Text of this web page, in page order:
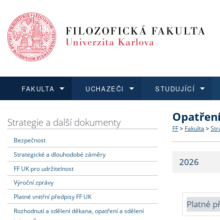
FAKULTA
Dozvědět se více
Struktura
Strategie
Fakultní
UCHAZEČI
Podat přihlášku
Co
Učitelské
STUDUJÍCÍ
Dozvědět se více
Dozvědět se více
O vědě a
Dozvědět se více
Aktuální
Strategie a další dokumenty
Bezpečnost
Strategické a dlouhodobé záměry
FF UK pro udržitelnost
Výroční zprávy
Platné vnitřní předpisy FF UK
Rozhodnutí a sdělení děkana, opatření a sdělení
FF > Fakulta >
2026
Platné